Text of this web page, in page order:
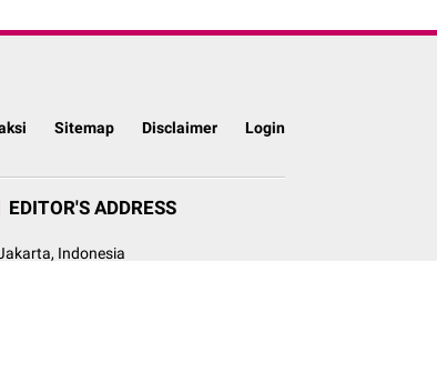
Sitemap Disclaimer Login
EDITOR'S ADDRESS
Indonesia